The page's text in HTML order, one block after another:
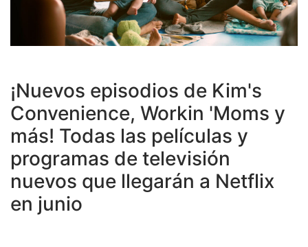
¡Nuevos episodios de Kim's
Convenience, Workin 'Moms y
más! Todas las películas y
programas de televisión
nuevos que llegarán a Netflix
en junio